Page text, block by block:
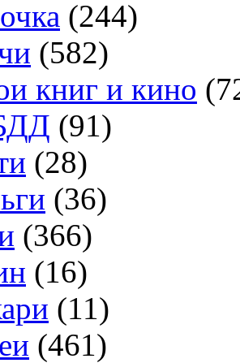
(244)
(582)
книг и кино
(91)
(28)
(36)
(366)
(16)
(11)
(461)